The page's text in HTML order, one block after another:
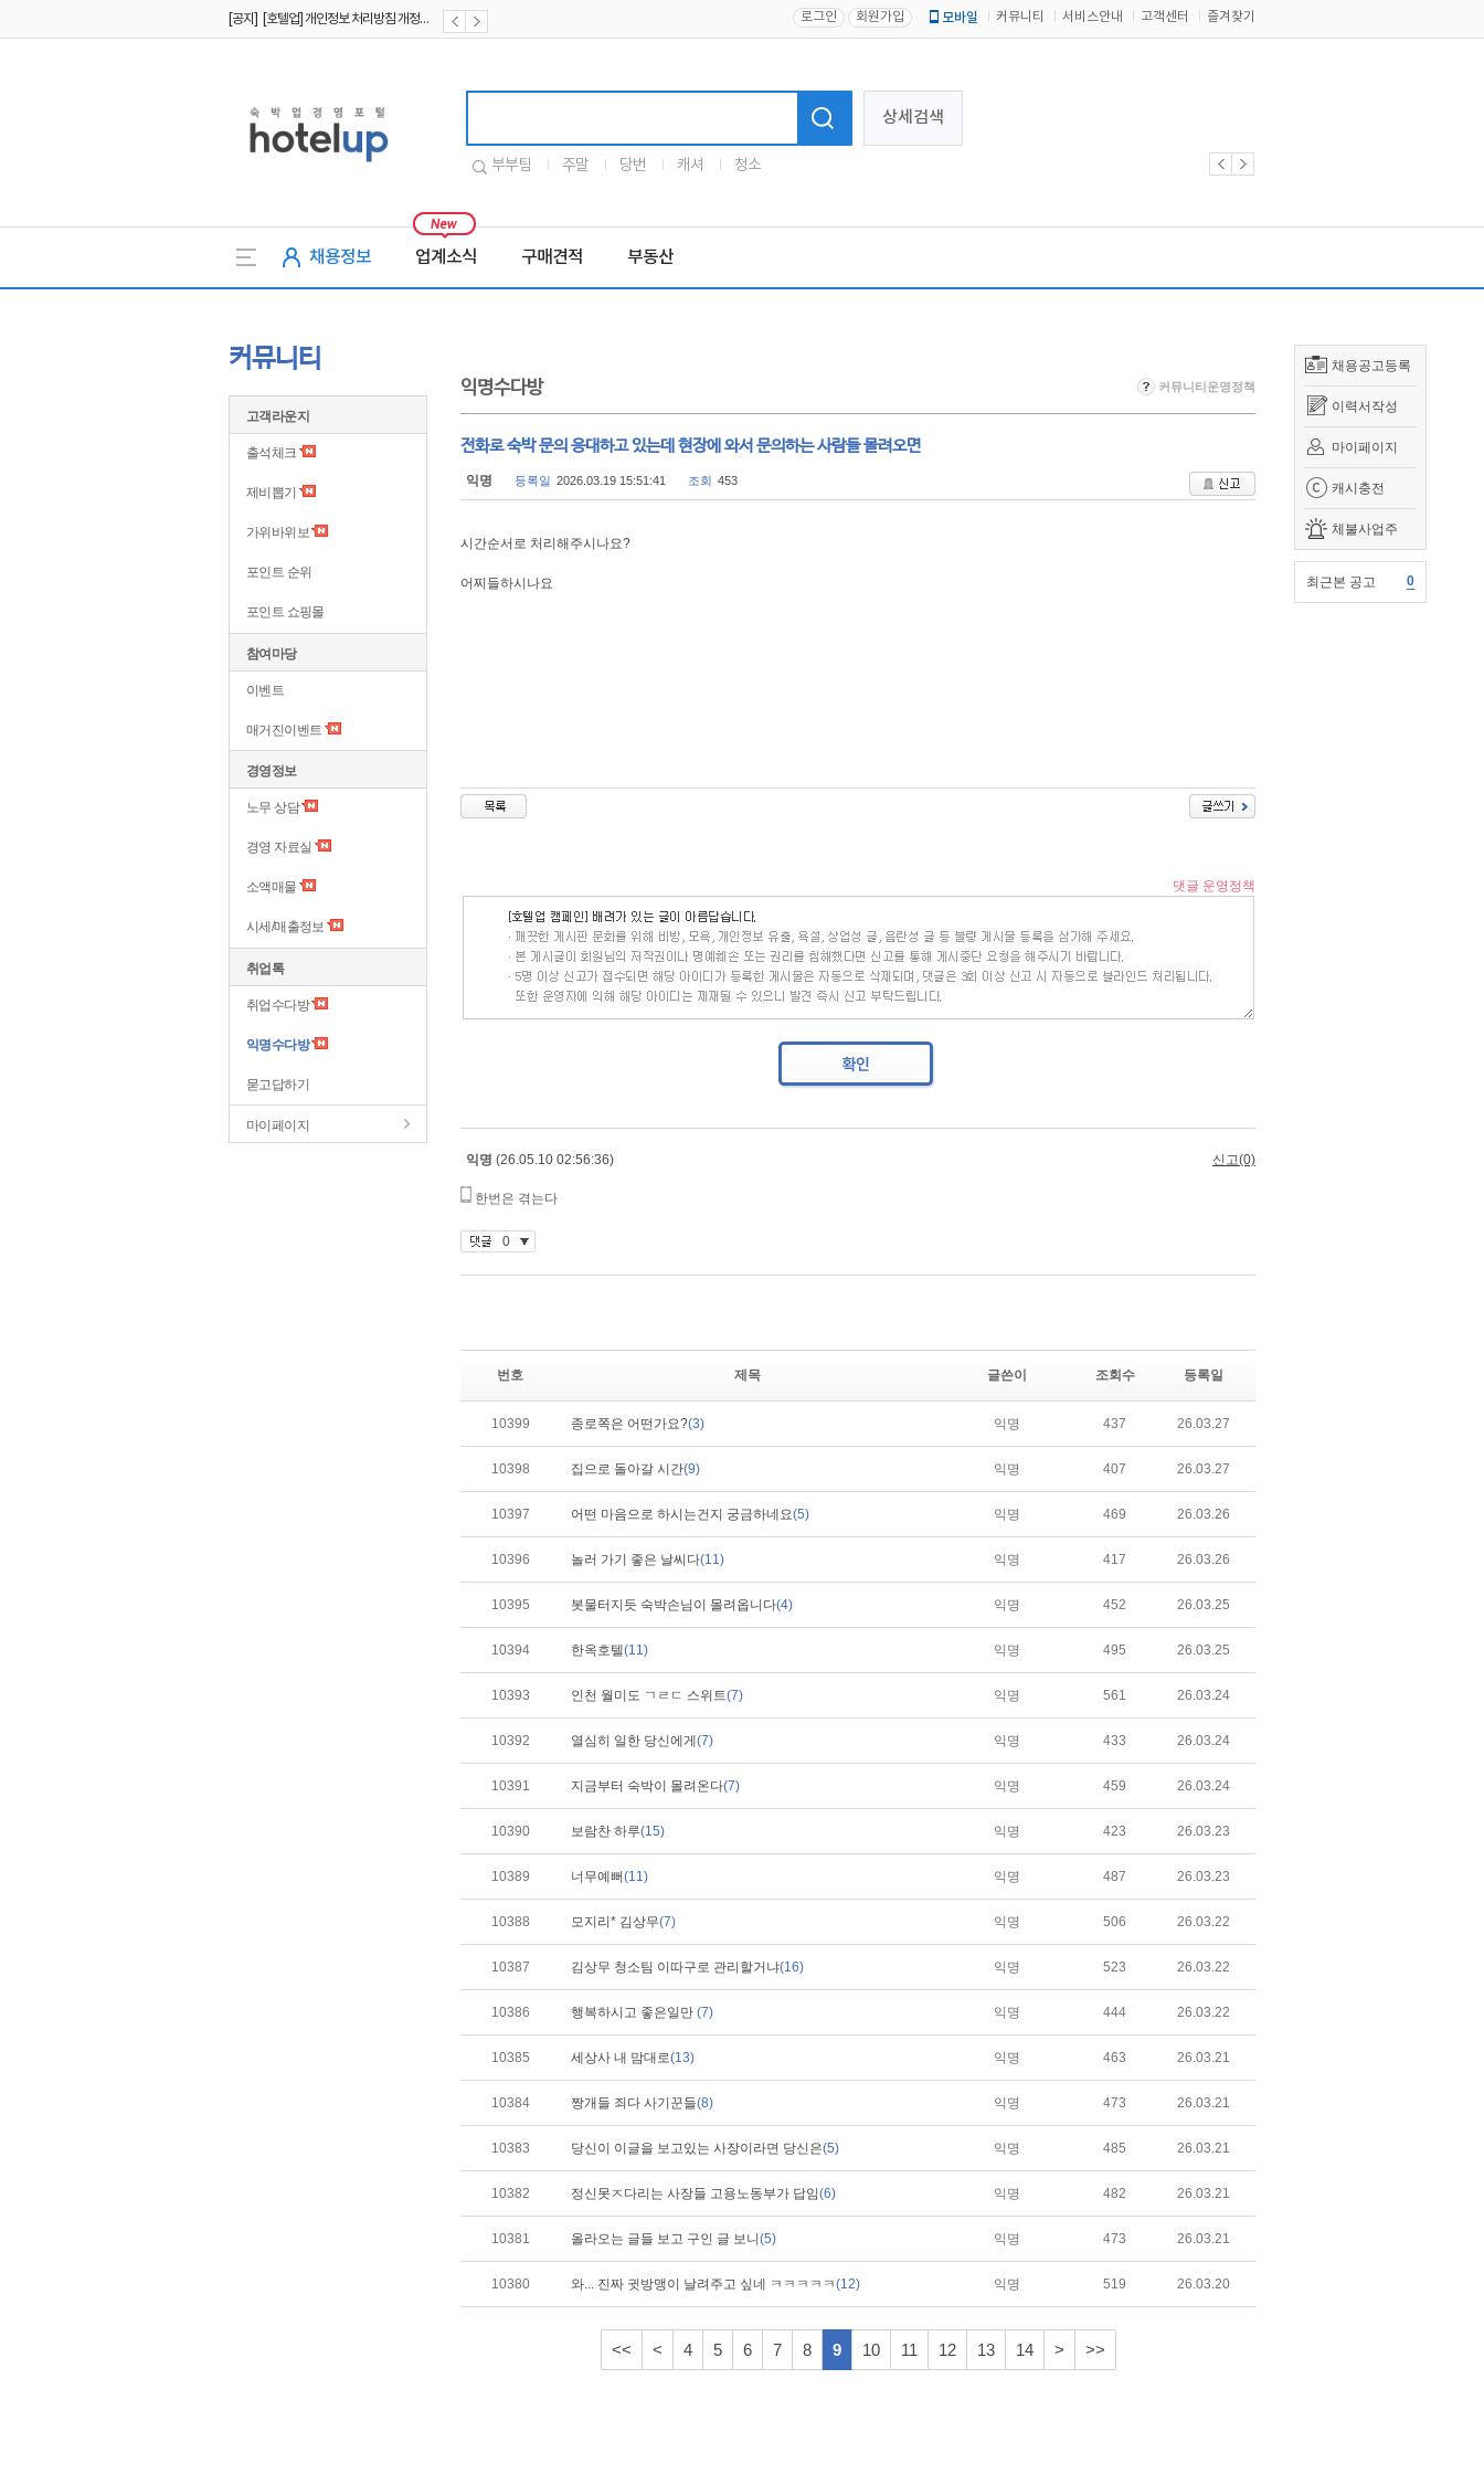
[공지] [호텔업] 개인정보 처리방침 개정본1 (19.09.02) 로그인 회원가입 모바일 커뮤니티 서비스안내 고객센터 즐겨찾기
상세검색
부부팀 주말 당번 캐셔 청소
채용정보 업계소식 구매견적 부동산
채용공고등록
이력서작성
마이페이지
캐시충전
체불사업주
최근본 공고 0
커뮤니티
고객라운지
출석체크
제비뽑기
가위바위보
포인트 순위
포인트 쇼핑몰
참여마당
이벤트
매거진이벤트
경영정보
노무 상담
경영 자료실
소액매물
시세/매출정보
취업톡
취업수다방
익명수다방
묻고답하기
마이페이지
익명수다방 커뮤니티운영정책
전화로 숙박 문의 응대하고 있는데 현장에 와서 문의하는 사람들 몰려오면
익명 등록일 2026.03.19 15:51:41 조회 453
시간순서로 처리해주시나요?
어찌들하시나요
번호 제목 글쓴이 조회수 등록일
10399 종로쪽은 어떤가요?(3) 익명 437 26.03.27
10398 집으로 돌아갈 시간(9) 익명 407 26.03.27
10397 어떤 마음으로 하시는건지 궁금하네요(5) 익명 469 26.03.26
10396 놀러 가기 좋은 날씨다(11) 익명 417 26.03.26
10395 봇물터지듯 숙박손님이 몰려옵니다(4) 익명 452 26.03.25
10394 한옥호텔(11) 익명 495 26.03.25
10393 인천 월미도 ㄱㄹㄷ 스위트(7) 익명 561 26.03.24
10392 열심히 일한 당신에게 (7) 익명 433 26.03.24
10391 지금부터 숙박이 몰려온다(7) 익명 459 26.03.24
10390 보람찬 하루(15) 익명 423 26.03.23
10389 너무예뻐(11) 익명 487 26.03.23
10388 모지리* 김상무(7) 익명 506 26.03.22
10387 김상무 청소팀 이따구로 관리할거냐(16) 익명 523 26.03.22
10386 행복하시고 좋은일만 (7) 익명 444 26.03.22
10385 세상사 내 맘대로(13) 익명 463 26.03.21
10384 짱개들 죄다 사기꾼들(8) 익명 473 26.03.21
10383 당신이 이글을 보고있는 사장이라면 당신은(5) 익명 485 26.03.21
10382 정신못ㅈ다리는 사장들 고용노동부가 답임(6) 익명 482 26.03.21
10381 올라오는 글들 보고 구인 글 보니 (5) 익명 473 26.03.21
10380 와... 진짜 귓방맹이 날려주고 싶네 ㅋㅋㅋㅋㅋ(12) 익명 519 26.03.20
<< < 4 5 6 7 8 9 10 11 12 13 14 > >>